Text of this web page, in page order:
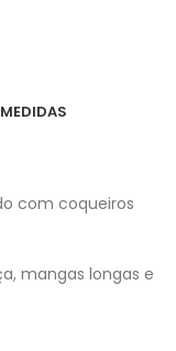
MEDIDAS
com coqueiros
mangas longas e